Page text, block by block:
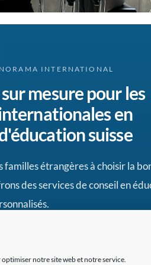
notre site web et notre service.
INTERNATIONAL
mesure pour les
en
suisse
familles étrangères à choisir la
des services de conseil en